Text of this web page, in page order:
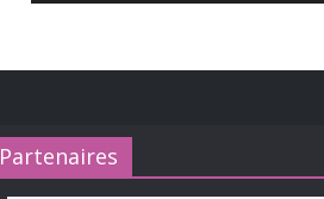
Partenaires